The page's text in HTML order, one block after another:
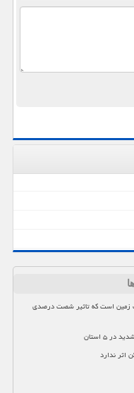
زمین است که تاثیر شصت درصدی
۵ استان
اثر ندارد